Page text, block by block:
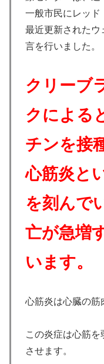
一般市民にレッド
最近更新されたウ
言を行いました。
クリーブ
クによる
チンを接
心筋炎と
を刻んで
亡が急増
います。
心筋炎は心臓の筋
この炎症は心筋
させます。